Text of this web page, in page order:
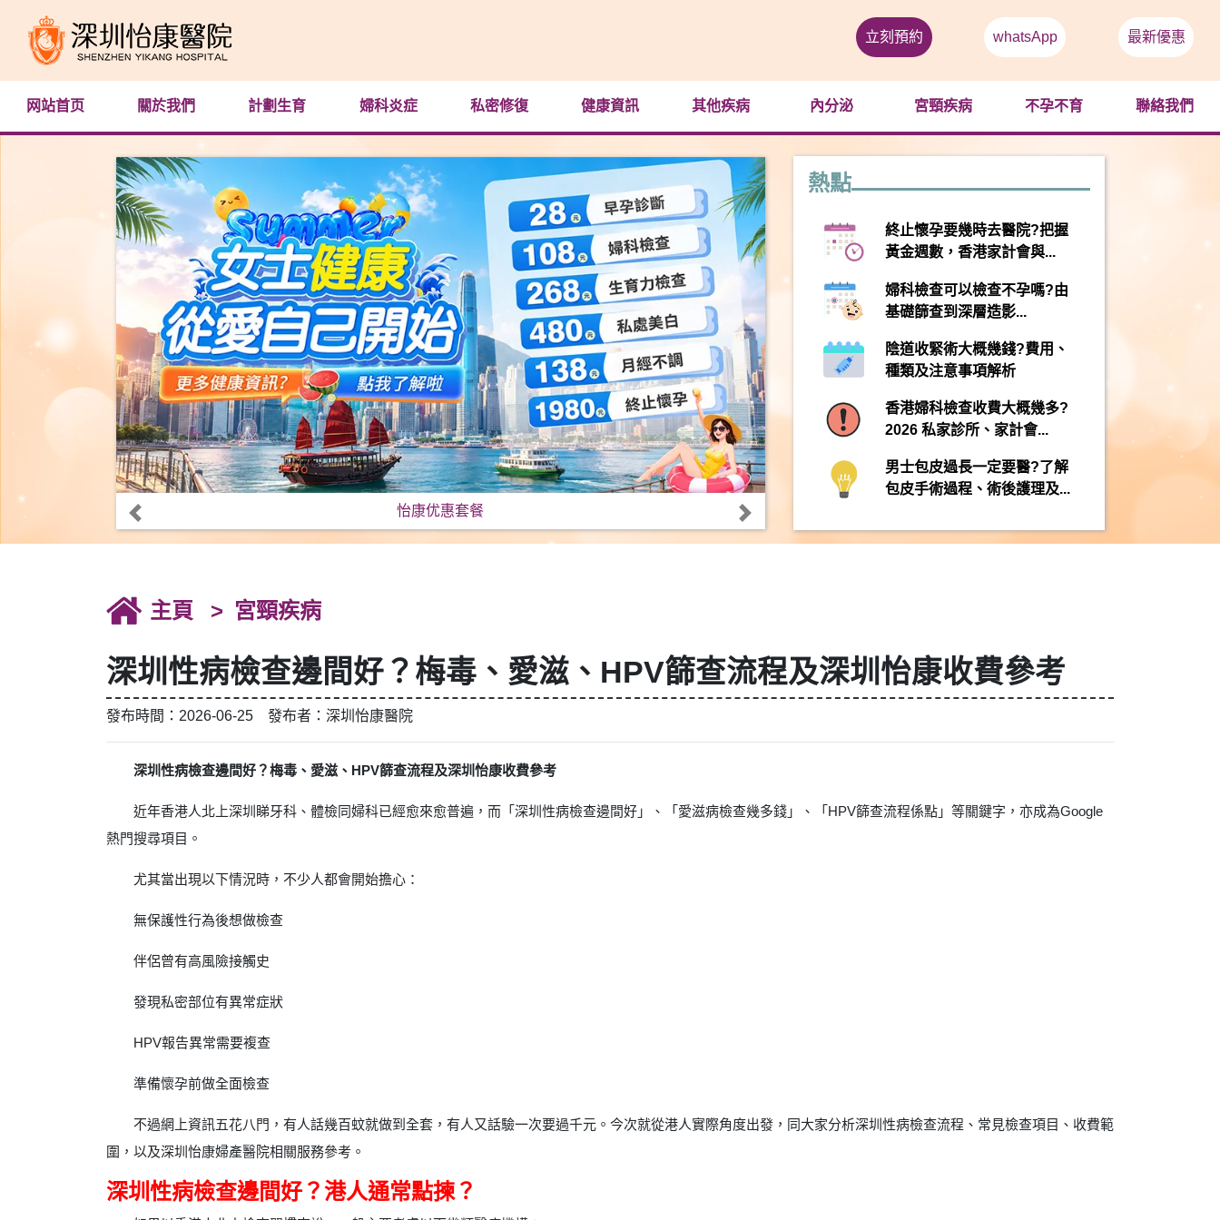
立刻預約 whatsApp 最新優惠
网站首页 關於我們 計劃生育 婦科炎症 私密修復 健康資訊 其他疾病 內分泌 宮頸疾病 不孕不育 聯絡我們
怡康优惠套餐
熱點
終止懷孕要幾時去醫院?把握
黃金週數，香港家計會與...
婦科檢查可以檢查不孕嗎?由
基礎篩查到深層造影...
陰道收緊術大概幾錢?費用、
種類及注意事項解析
香港婦科檢查收費大概幾多?
2026 私家診所、家計會...
男士包皮過長一定要醫?了解
包皮手術過程、術後護理及...
主頁 宮頸疾病
深圳性病檢查邊間好？梅毒、愛滋、HPV篩查流程及深圳怡康收費參考
發布時間：2026-06-25 發布者：深圳怡康醫院
深圳性病檢查邊間好？梅毒、愛滋、HPV篩查流程及深圳怡康收費參考
近年香港人北上深圳睇牙科、體檢同婦科已經愈來愈普遍，而「深圳性病檢查邊間好」、「愛滋病檢查幾多錢」、「HPV篩查流程係點」等關鍵字，亦成為Google
熱門搜尋項目。
尤其當出現以下情況時，不少人都會開始擔心：
無保護性行為後想做檢查
伴侶曾有高風險接觸史
發現私密部位有異常症狀
HPV報告異常需要複查
準備懷孕前做全面檢查
不過網上資訊五花八門，有人話幾百蚊就做到全套，有人又話驗一次要過千元。今次就從港人實際角度出發，同大家分析深圳性病檢查流程、常見檢查項目、收費範
圍，以及深圳怡康婦產醫院相關服務參考。
深圳性病檢查邊間好？港人通常點揀？